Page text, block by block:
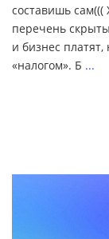
составишь
перечень
и бизнес
«налогом». Б ...